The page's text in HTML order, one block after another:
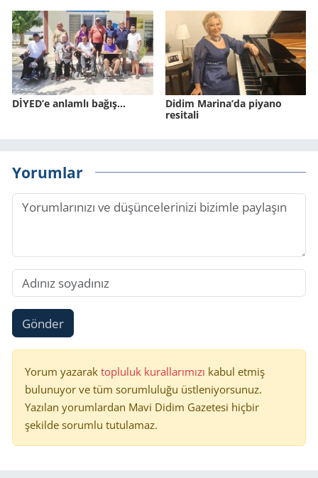
DİYED’e anlamlı bağış…
Didim Marina’da piyano
resitali
Yorumlar
Gönder
Yorum yazarak topluluk kurallarımızı kabul etmiş
bulunuyor ve tüm sorumluluğu üstleniyorsunuz.
Yazılan yorumlardan Mavi Didim Gazetesi hiçbir
şekilde sorumlu tutulamaz.